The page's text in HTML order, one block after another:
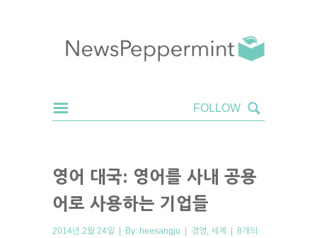
영어 대국: 영어를 사내 공용
어로 사용하는 기업들
2014년 2월 24일 | By: heesangju | 경영 세계 | 8개의